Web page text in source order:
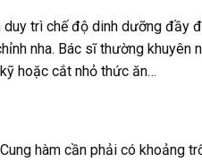
trì chế độ dinh dưỡng đầy
nha. Bác sĩ thường khuyên
hoặc cắt nhỏ thức ăn…
hàm cần phải có khoảng